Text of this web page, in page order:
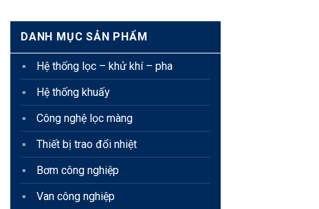
DANH MỤC SẢN PHẨM
Hệ thống lọc – khử khí – pha
Hệ thống khuấy
Công nghệ lọc màng
Thiết bị trao đổi nhiệt
Bơm công nghiệp
Van công nghiệp